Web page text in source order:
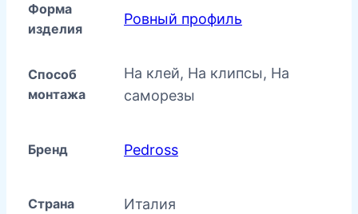
Форма
изделия
Ровный профиль
Способ
монтажа
На клей, На клипсы, На
саморезы
Бренд Pedross
Страна Италия